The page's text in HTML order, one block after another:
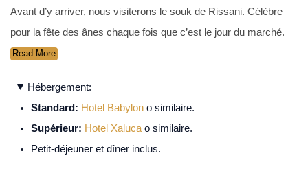
Avant d’y arriver, nous visiterons le souk de Rissani. Célèbre
pour la fête des ânes chaque fois que c’est le jour du marché.
Read More
Hébergement:
Standard: Hotel Babylono similaire.
Supérieur: Hotel Xalucao similaire.
Petit-déjeuner et dîner inclus.